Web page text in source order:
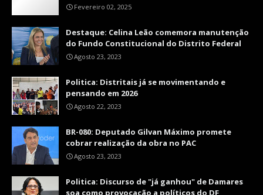
Fevereiro 02, 2025
Destaque: Celina Leão comemora manutenção
do Fundo Constitucional do Distrito Federal
Agosto 23, 2023
Politica: Distritais já se movimentando e
pensando em 2026
Agosto 22, 2023
BR-080: Deputado Gilvan Máximo promete
cobrar realização da obra no PAC
Agosto 23, 2023
Politica: Discurso de "já ganhou" de Damares
soa como provocação a políticos do DF